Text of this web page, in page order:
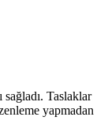
sağladı. Taslaklar
yapmadan